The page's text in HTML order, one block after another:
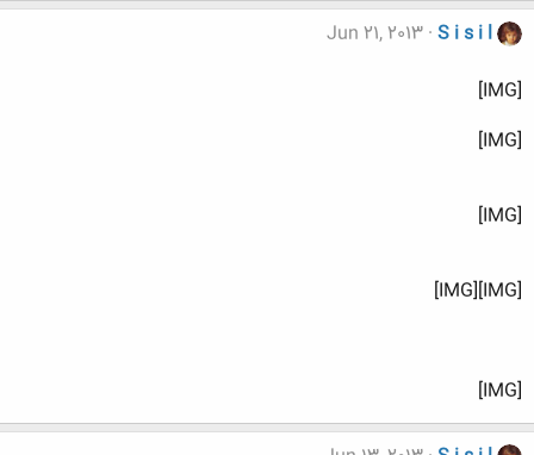
S i s i l
Jun 21, 2013
[IMG]
[IMG]
[IMG]
[IMG][IMG]
[IMG]